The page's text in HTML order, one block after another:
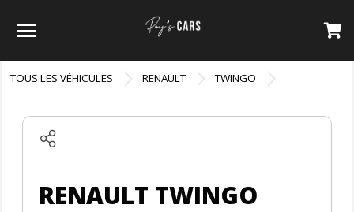
TOUS LES VÉHICULES RENAULT TWINGO
RENAULT TWINGO